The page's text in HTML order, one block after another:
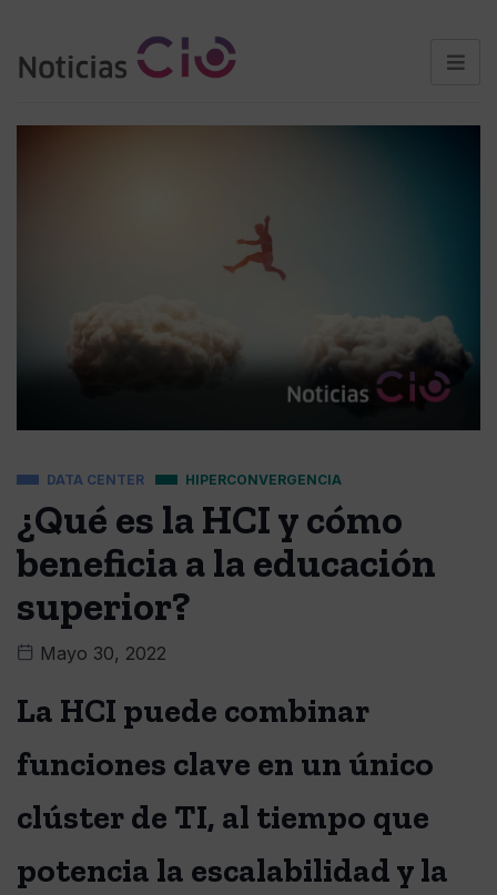
DATA CENTER HIPERCONVERGENCIA
¿Qué es la HCI y cómo
beneficia a la educación
superior?
Mayo 30, 2022
La HCI puede combinar
funciones clave en un único
clúster de TI, al tiempo que
potencia la escalabilidad y la